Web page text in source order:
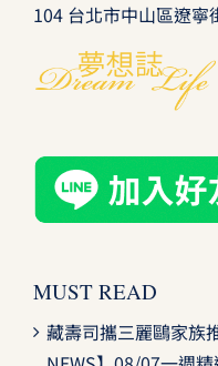
104 台北市中山區遼寧
MUST READ
藏壽司攜三麗鷗家族